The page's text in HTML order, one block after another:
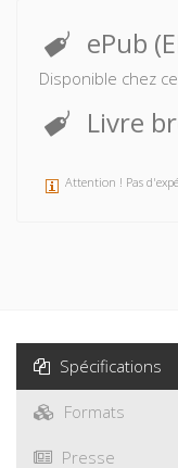
ePub
Disponible chez
Livre
Attention ! Pas
Spécifications
Formats
Presse